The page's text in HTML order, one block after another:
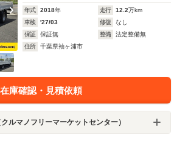
年式 2018年 走行 12.2万km
車検
'27/03 修復
なし
保証
保証無 整備
法定整備無
住所
千葉県袖ヶ浦市
在庫確認・見積依頼
ルマノフリーマーケットセンター）